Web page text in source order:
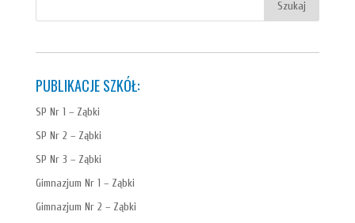
PUBLIKACJE SZKÓŁ:
SP Nr 1 – Ząbki
SP Nr 2 – Ząbki
SP Nr 3 – Ząbki
Gimnazjum Nr 1 – Ząbki
Gimnazjum Nr 2 – Ząbki